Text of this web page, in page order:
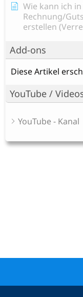
Wie kann ich
Rechnung/
erstellen
Add-ons
Diese Artikel
YouTube /
YouTube - Kanal